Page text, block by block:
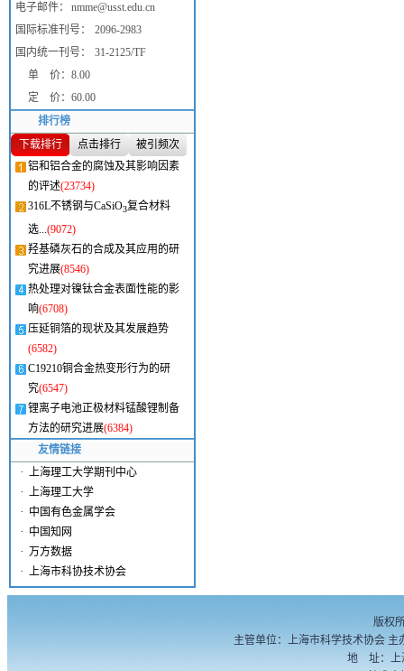
电子邮件：
nmme@usst.edu.cn
国际标准刊号：
2096-2983
国内统一刊号：
31-2125/TF
单 价： 8.00
定 价： 60.00
排行榜
下载排行
点击排行
被引频次
铝和铝合金的腐蚀及其影响因素
的评述(23734)
316L不锈钢与CaSiO3复合材料
选...(9072)
羟基磷灰石的合成及其应用的研
究进展(8546)
热处理对镍钛合金表面性能的影
响(6708)
压延铜箔的现状及其发展趋势
(6582)
C19210铜合金热变形行为的研
究(6547)
锂离子电池正极材料锰酸锂制备
方法的研究进展(6384)
友情链接
· 上海理工大学期刊中心
· 上海理工大学
· 中国有色金属学会
· 中国知网
· 万方数据
· 上海市科协技术协会
版权
主管单位：上海市科学技术协会
地 址：上